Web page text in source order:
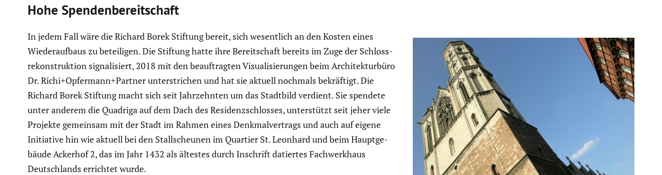
Hohe Spenden­be­reit­schaft
In jedem Fall wäre die Richard Borek Stiftung bereit, sich wesent­lich an den Kosten eines
Wieder­auf­baus zu betei­ligen. Die Stiftung hatte ihre Bereit­schaft bereits im Zuge der Schloss­
re­kon­struk­tion signa­li­siert, 2018 mit den beauf­tragten Visua­li­sie­rungen beim Archi­tek­tur­büro
Dr. Richi+Opfermann+Partner unter­stri­chen und hat sie aktuell nochmals bekräf­tigt. Die
Richard Borek Stiftung macht sich seit Jahrzehnten um das Stadtbild verdient. Sie spendete
unter anderem die Quadriga auf dem Dach des Residenz­schlosses, unter­stützt seit jeher viele
Projekte gemeinsam mit der Stadt im Rahmen eines Denkmal­ver­trags und auch auf eigene
Initia­tive hin wie aktuell bei den Stall­scheunen im Quartier St. Leonhard und beim Haupt­ge­
bäude Ackerhof 2, das im Jahr 1432 als ältestes durch Inschrift datiertes Fachwerk­haus
Deutsch­lands errichtet wurde.